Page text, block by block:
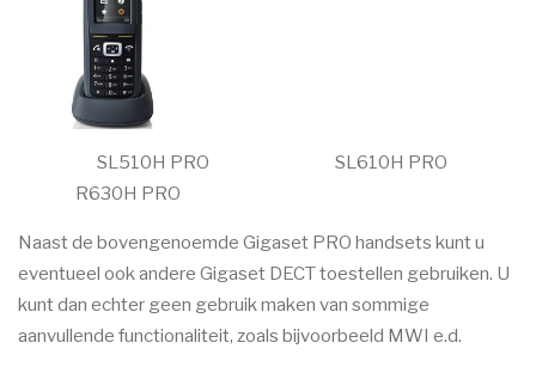
SL510H PRO SL610H PRO
R630H PRO
Naast de bovengenoemde Gigaset PRO handsets kunt u
eventueel ook andere Gigaset DECT toestellen gebruiken. U
kunt dan echter geen gebruik maken van sommige
aanvullende functionaliteit, zoals bijvoorbeeld MWI e.d.